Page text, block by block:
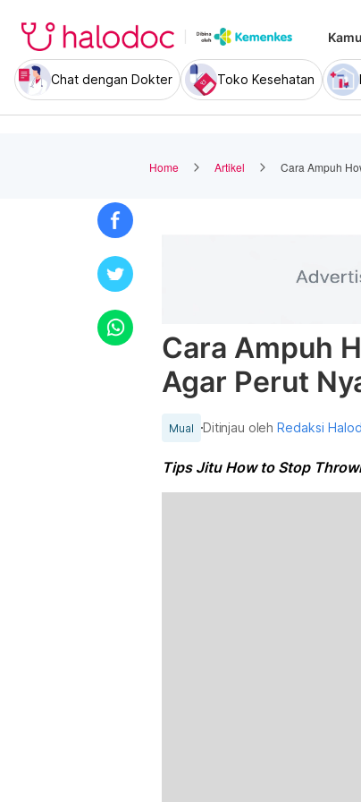
Chat dengan Dokter Toko Kesehatan
Home Artikel Cara Ampuh
Cara Ampuh
Agar Perut
Mual Ditinjau olehRedaksi
Tips Jitu How to Stop